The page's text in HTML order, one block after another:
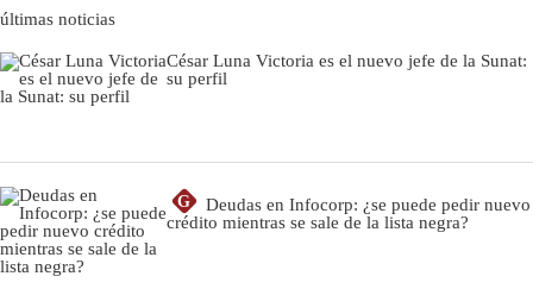
últimas noticias
César Luna Victoria es el nuevo jefe de la Sunat:
su perfil
G
Deudas en Infocorp: ¿se puede pedir nuevo
crédito mientras se sale de la lista negra?